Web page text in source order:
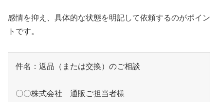
感情を抑え、具体的な状態を明記して依頼するのがポイン
トです。
件名：返品（または交換）のご相談
〇〇株式会社　通販ご担当者様